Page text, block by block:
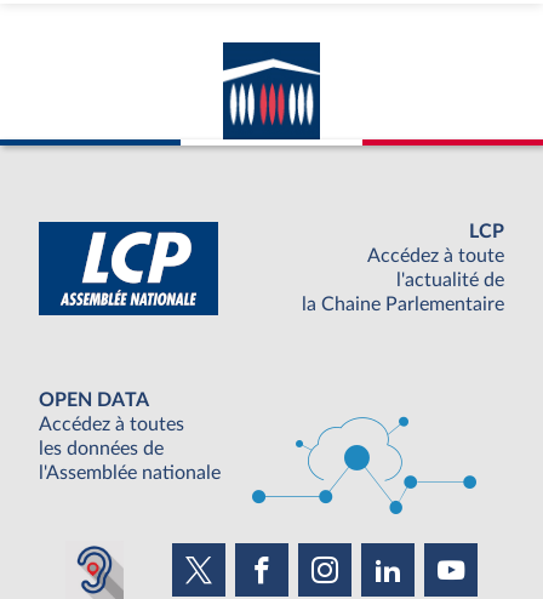
LCP
Accédez à toute
l'actualité de
la Chaine Parlementaire
OPEN DATA
Accédez à toutes
les données de
l'Assemblée nationale